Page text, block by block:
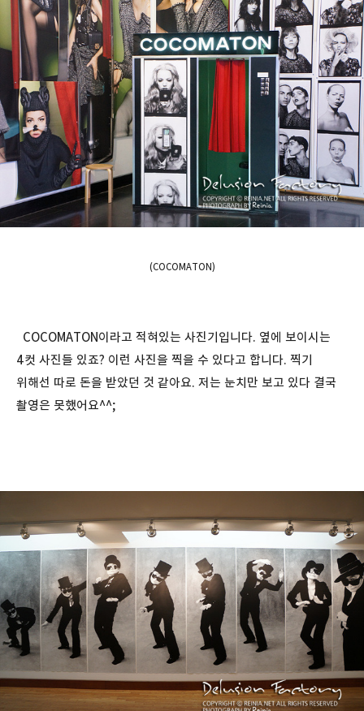
(COCOMATON)
COCOMATON이라고 적혀있는 사진기입니다. 옆에 보이시는
4컷 사진들 있죠? 이런 사진을 찍을 수 있다고 합니다. 찍기
위해선 따로 돈을 받았던 것 같아요. 저는 눈치만 보고 있다 결국
촬영은 못했어요^^;